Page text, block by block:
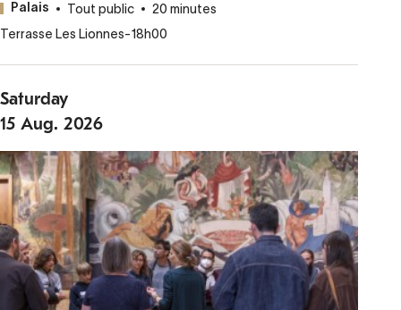
Palais Tout public
20 minutes
Terrasse Les Lionnes-18h00
Saturday
15 Aug. 2026